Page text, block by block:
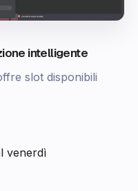
intelligente
slot disponibili
venerdì